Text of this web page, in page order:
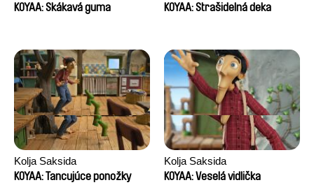
KOYAA: Skákavá guma
KOYAA: Strašidelná deka
Kolja Saksida
KOYAA: Tancujúce ponožky
Kolja Saksida
KOYAA: Veselá vidlička